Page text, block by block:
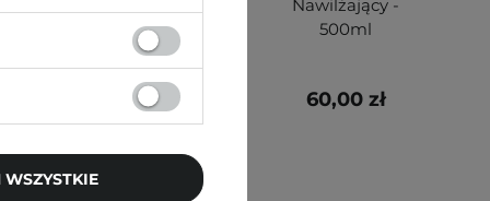
Oczyszczający -
500ml
60,00 zł
Nawilżający -
500ml
60,00 zł